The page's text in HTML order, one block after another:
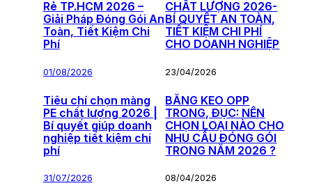
Rẻ TP.HCM 2026 –
Giải Pháp Đóng Gói An
Toàn, Tiết Kiệm Chi
Phí
01/08/2026
Tiêu chí chọn màng
PE chất lượng 2026 |
Bí quyết giúp doanh
nghiệp tiết kiệm chi
phí
31/07/2026
CHẤT LƯỢNG 2026-
BÍ QUYẾT AN TOÀN,
TIẾT KIỆM CHI PHÍ
CHO DOANH NGHIỆP
23/04/2026
BĂNG KEO OPP
TRONG, ĐỤC: NÊN
CHỌN LOẠI NÀO CHO
NHU CẦU ĐÓNG GÓI
TRONG NĂM 2026 ?
08/04/2026